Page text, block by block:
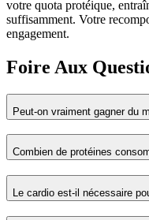
votre quota protéique,
suffisamment. Votre
engagement.
Foire Aux
Peut-on vraiment gagner du
Combien de protéines
Le cardio est-il nécessaire